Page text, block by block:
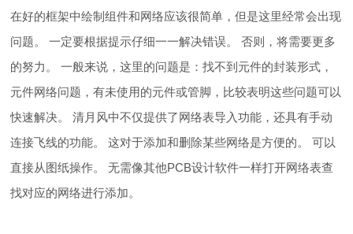
在好的框架中绘制组件和网络应该很简单，但是这里经常会出现
问题。 一定要根据提示仔细一一解决错误。 否则，将需要更多
的努力。 一般来说，这里的问题是：找不到元件的封装形式，
元件网络问题，有未使用的元件或管脚，比较表明这些问题可以
快速解决。 清月风中不仅提供了网络表导入功能，还具有手动
连接飞线的功能。 这对于添加和删除某些网络是方便的。 可以
直接从图纸操作。 无需像其他PCB设计软件一样打开网络表查
找对应的网络进行添加。